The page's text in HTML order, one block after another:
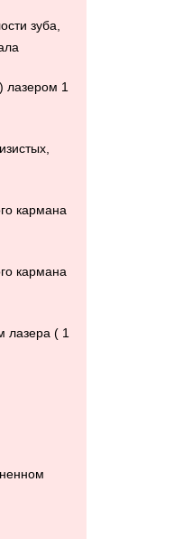
зуба,
лазером 1
кармана
кармана
лазера ( 1